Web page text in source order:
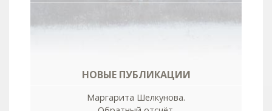
НОВЫЕ ПУБЛИКАЦИИ
Маргарита Шелкунова.